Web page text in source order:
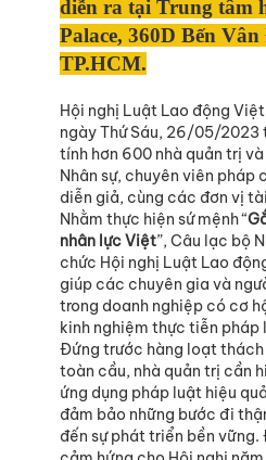
diễn ra tại Trung tâm
Palace, 360D Bến
TP.HCM.
Hội nghị Luật Lao động
ngày Thứ Sáu, 26/05/2023
tính hơn 600 nhà quản trị
Nhân sự, chuyên viên
diễn giả, cùng các đơn vị
Nhằm thực hiện sứ mệnh “
nhân lực Việt”, Câu lạc bộ
chức Hội nghị Luật Lao
giúp các chuyên gia và
trong doanh nghiệp có cơ
kinh nghiệm thực tiễn
Đứng trước hàng loạt
toàn cầu, nhà quản trị cần
ứng dụng pháp luật hiệu
đảm bảo những bước đi
đến sự phát triển bền